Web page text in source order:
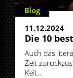
Blog
11.12.2024
Die 10
Auch das
Zeit
Keil...